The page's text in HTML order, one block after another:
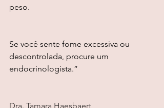
peso.
Se você sente fome excessiva ou
descontrolada, procure um
endocrinologista.”
Dra. Tamara Haesbaert